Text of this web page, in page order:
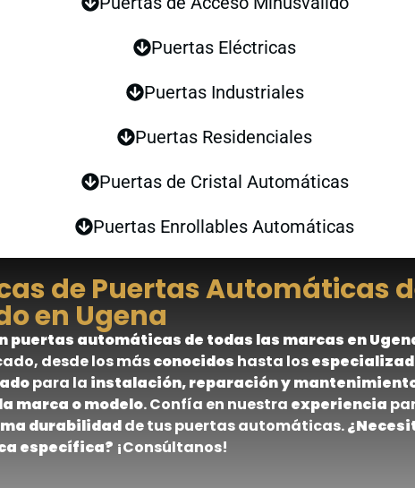
Puertas Eléctricas
Puertas Industriales
Puertas Residenciales
Puertas de Cristal Automáticas
Puertas Enrollables Automáticas
de Puertas Automáticas
en Ugena
puertas automáticas de todas las marcas en
desde los másconocidos hasta los
para la instalación, reparación y
marca o modelo. Confía en nuestra experiencia
durabilidadde tus puertas automáticas.
específica? ¡Consúltanos!